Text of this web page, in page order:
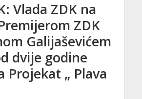
Vlada ZDK na
ZDK
Galijaševićem
dvije godine
Projekat „ Plava